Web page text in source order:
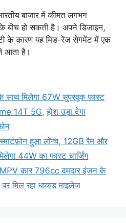
बाजार में कीमत लगभग
हो सकती है। अपने डिजाइन,
के कारण यह मिड-रेंज सेगमेंट में एक
आता है।
साथ मिलेगा 67W सुपरवूक फास्ट
14T 5G,होश उड़ा देगा
हुआ लॉन्च, 12GB रैम और
44W का फास्ट चार्जिंग
कार 796cc दमदार इंजन के
मिल रहा धाकड़ माइलेज